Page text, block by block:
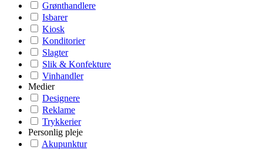
Grønthandlere
Isbarer
Kiosk
Konditorier
Slagter
Slik & Konfekture
Vinhandler
Medier
Designere
Reklame
Trykkerier
Personlig pleje
Akupunktur